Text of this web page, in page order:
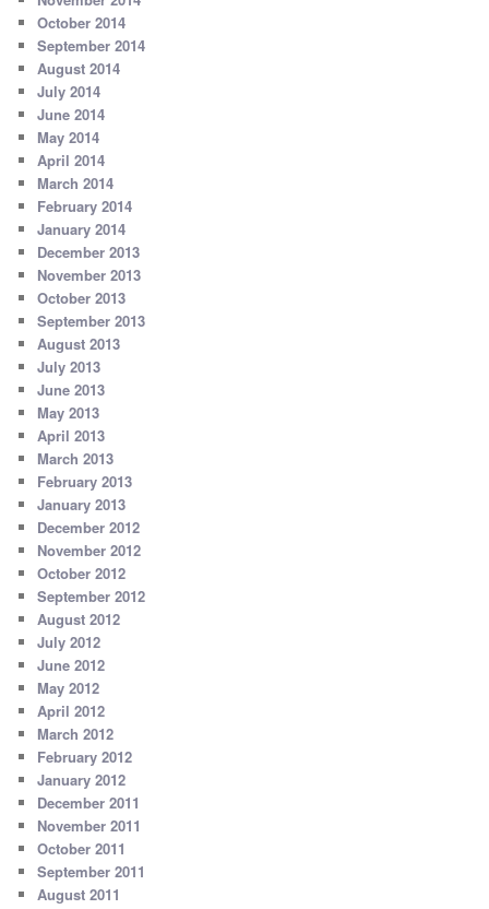
October 2014
September 2014
August 2014
July 2014
June 2014
May 2014
April 2014
March 2014
February 2014
January 2014
December 2013
November 2013
October 2013
September 2013
August 2013
July 2013
June 2013
May 2013
April 2013
March 2013
February 2013
January 2013
December 2012
November 2012
October 2012
September 2012
August 2012
July 2012
June 2012
May 2012
April 2012
March 2012
February 2012
January 2012
December 2011
November 2011
October 2011
September 2011
August 2011